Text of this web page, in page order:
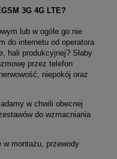
3G 4G LTE?
lub w ogóle go nie
do internetu od operatora
hali produkcyjnej? Słaby
przez telefon
niepokój oraz
w chwili obecnej
do wzmacniania
w montażu, przewody